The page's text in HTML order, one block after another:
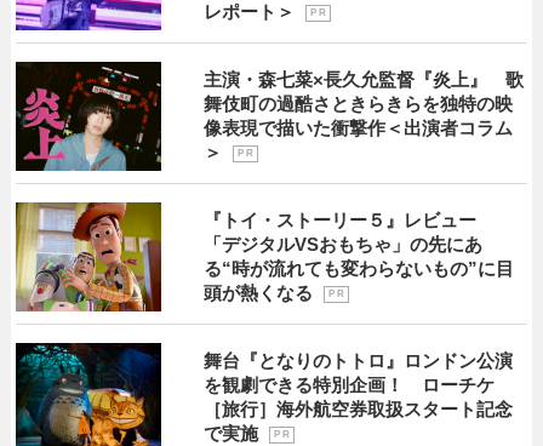
レポート＞
P R
主演・森七菜×長久允監督『炎上』 歌
舞伎町の過酷さときらきらを独特の映
像表現で描いた衝撃作＜出演者コラム
＞
P R
『トイ・ストーリー５』レビュー
「デジタルVSおもちゃ」の先にあ
る“時が流れても変わらないもの”に目
頭が熱くなる
P R
舞台『となりのトトロ』ロンドン公演
を観劇できる特別企画！ ローチケ
［旅行］海外航空券取扱スタート記念
で実施
P R